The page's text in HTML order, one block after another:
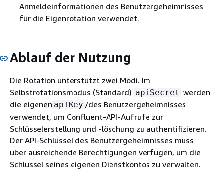
Anmeldeinformationen des Benutzergeheimnisses
für die Eigenrotation verwendet.
Ablauf der Nutzung
Die Rotation unterstützt zwei Modi. Im
Selbstrotationsmodus (Standard) apiSecret werden
die eigenen apiKey /des Benutzergeheimnisses
verwendet, um Confluent-API-Aufrufe zur
Schlüsselerstellung und -löschung zu authentifizieren.
Der API-Schlüssel des Benutzergeheimnisses muss
über ausreichende Berechtigungen verfügen, um die
Schlüssel seines eigenen Dienstkontos zu verwalten.